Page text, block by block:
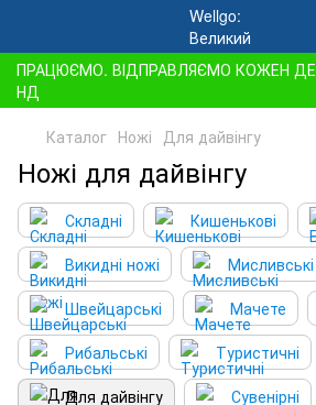
ПРАЦЮЄМО. ВІДПРАВЛЯЄМО КОЖЕН
НД
Каталог Ножі Для дайвінгу
Ножі для дайвінгу
Складні Кишенькові
Викидні ножі
Мисливські
Швейцарські
Мачете
Рибальські
Туристичні
Для дайвінгу
Сувенірні